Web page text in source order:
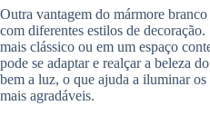
Outra vantagem do mármore
com diferentes estilos de
mais clássico ou em um espaço
pode se adaptar e realçar a beleza
bem a luz, o que ajuda a iluminar
mais agradáveis.